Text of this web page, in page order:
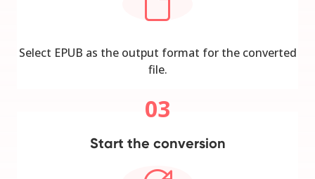
Select EPUB as the output format for the converted
file.
03
Start the conversion